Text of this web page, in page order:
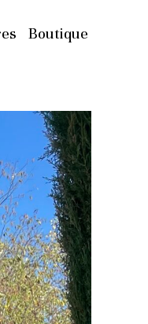
Boutique